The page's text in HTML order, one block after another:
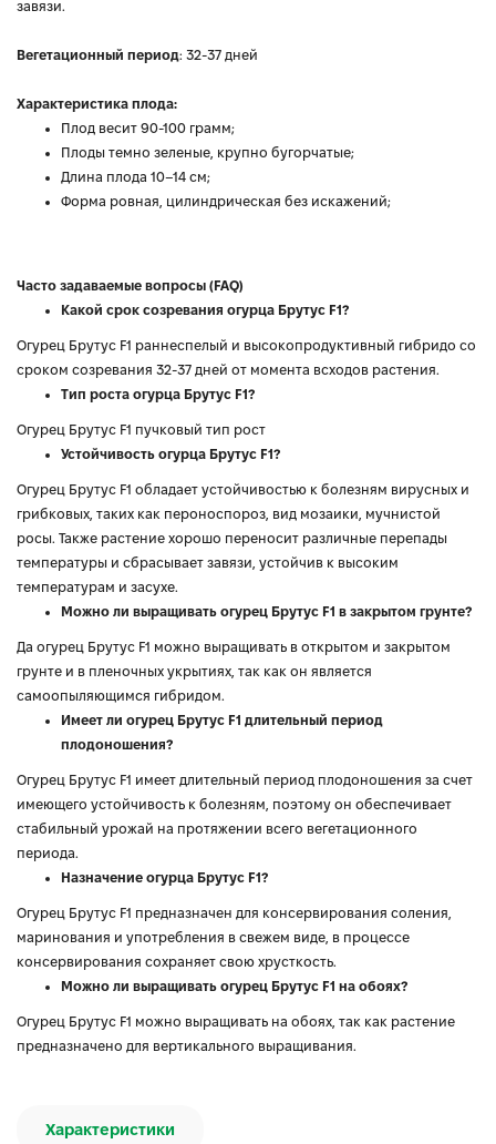
завязи.
Вегетационный период: 32-37 дней
Характеристика плода:
Плод весит 90-100 грамм;
Плоды темно зеленые, крупно бугорчатые;
Длина плода 10–14 см;
Форма ровная, цилиндрическая без искажений;
Часто задаваемые вопросы (FAQ)
Какой срок созревания огурца Брутус F1?
Огурец Брутус F1 раннеспелый и высокопродуктивный гибридо со
сроком созревания 32-37 дней от момента всходов растения.
Тип роста огурца Брутус F1?
Огурец Брутус F1 пучковый тип рост
Устойчивость огурца Брутус F1?
Огурец Брутус F1 обладает устойчивостью к болезням вирусных и
грибковых, таких как пероноспороз, вид мозаики, мучнистой
росы. Также растение хорошо переносит различные перепады
температуры и сбрасывает завязи, устойчив к высоким
температурам и засухе.
Можно ли выращивать огурец Брутус F1 в закрытом грунте?
Да огурец Брутус F1 можно выращивать в открытом и закрытом
грунте и в пленочных укрытиях, так как он является
самоопыляющимся гибридом.
Имеет ли огурец Брутус F1 длительный период
плодоношения?
Огурец Брутус F1 имеет длительный период плодоношения за счет
имеющего устойчивость к болезням, поэтому он обеспечивает
стабильный урожай на протяжении всего вегетационного
периода.
Назначение огурца Брутус F1?
Огурец Брутус F1 предназначен для консервирования соления,
маринования и употребления в свежем виде, в процессе
консервирования сохраняет свою хрусткость.
Можно ли выращивать огурец Брутус F1 на обоях?
Огурец Брутус F1 можно выращивать на обоях, так как растение
предназначено для вертикального выращивания.
Характеристики